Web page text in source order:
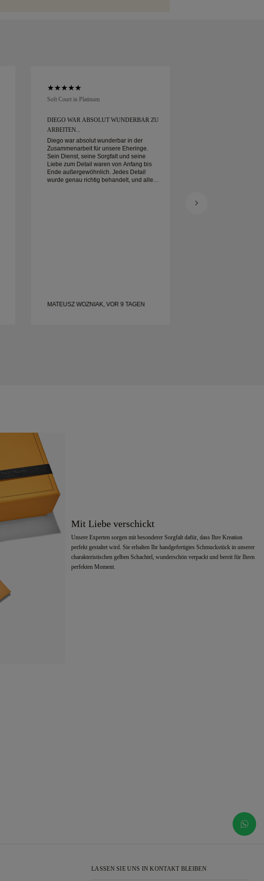
Soft Court in Platinum
DIEGO WAR ABSOLUT WUNDERBAR ZU
ARBEITEN...
Diego war absolut wunderbar in der
Zusammenarbeit für unsere Eheringe.
Sein Dienst, seine Sorgfalt und seine
Liebe zum Detail waren von Anfang bis
Ende außergewöhnlich. Jedes Detail
wurde genau richtig behandelt, und alles
MATEUSZ WOZNIAK, VOR 9 TAGEN
Mit Liebe verschickt
Unsere Experten sorgen mit besonderer Sorgfalt dafür, dass Ihre Kreation
perfekt gestaltet wird. Sie erhalten Ihr handgefertigtes Schmuckstück in unserer
charakteristischen gelben Schachtel, wunderschön verpackt und bereit für Ihren
perfekten Moment.
LASSEN SIE UNS IN KONTAKT BLEIBEN